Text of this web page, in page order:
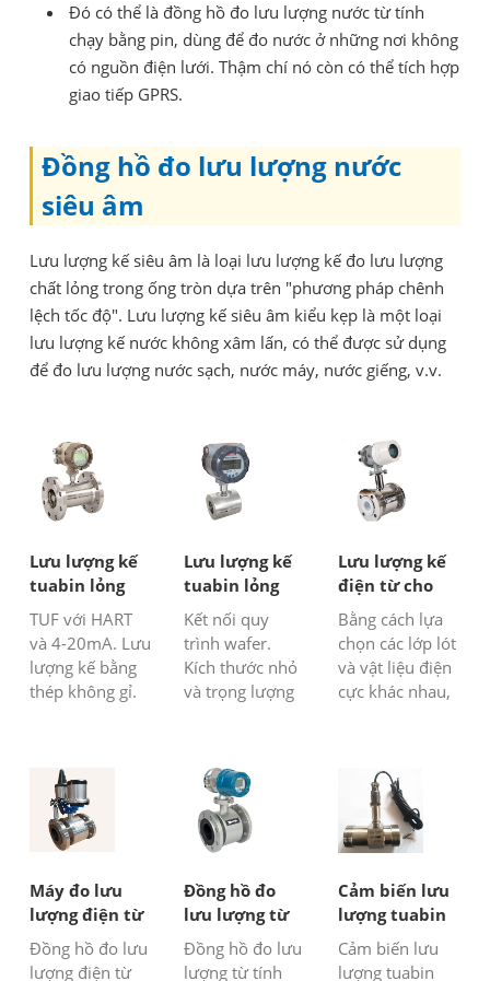
Đó có thể là đồng hồ đo lưu lượng nước từ tính
chạy bằng pin, dùng để đo nước ở những nơi không
có nguồn điện lưới. Thậm chí nó còn có thể tích hợp
giao tiếp GPRS.
Đồng hồ đo lưu lượng nước
siêu âm
Lưu lượng kế siêu âm là loại lưu lượng kế đo lưu lượng
chất lỏng trong ống tròn dựa trên "phương pháp chênh
lệch tốc độ". Lưu lượng kế siêu âm kiểu kẹp là một loại
lưu lượng kế nước không xâm lấn, có thể được sử dụng
để đo lưu lượng nước sạch, nước máy, nước giếng, v.v.
Lưu lượng kế
tuabin lỏng
với Hart
Protocol
TUF với HART
và 4-20mA. Lưu
lượng kế bằng
thép không gỉ.
dầu diesel,
nhiên liệu….
Lưu lượng kế
tuabin lỏng
wafer
Kết nối quy
trình wafer.
Kích thước nhỏ
và trọng lượng
áp suất cao.
Cảm biến lưu
lượng tuabin
chất lỏng DN4-
8 inch.
Lưu lượng kế
điện từ cho
chất lỏng ăn
mòn
Bằng cách lựa
chọn các lớp lót
và vật liệu điện
cực khác nhau,
ăn mòn hoặc
chất lỏng kiềm
mạnh. Lưu
lượng kế điện
từ là một thiết
bị cảm ứng...
Máy đo lưu
lượng điện từ
GPRS
Đồng hồ đo lưu
lượng điện từ
Đồng hồ đo
lưu lượng từ
tính trong
dòng
Đồng hồ đo lưu
lượng từ tính
Cảm biến lưu
lượng tuabin
lỏng SLW-N
Cảm biến lưu
lượng tuabin